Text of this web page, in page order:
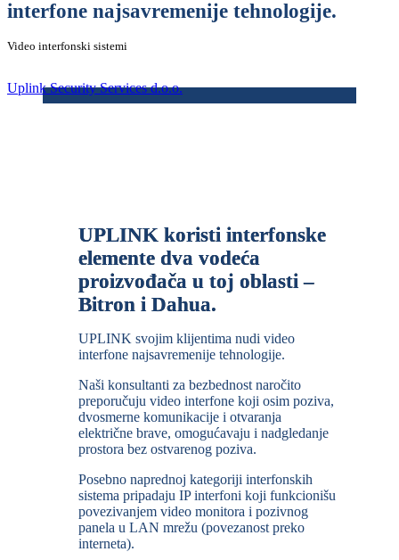
interfone najsavremenije tehnologije.
Video interfonski sistemi
Uplink Security Services d.o.o.
UPLINK koristi interfonske
elemente dva vodeća
proizvođača u toj oblasti –
Bitron i Dahua.
UPLINK svojim klijentima nudi video
interfone najsavremenije tehnologije.
Naši konsultanti za bezbednost naročito
preporučuju video interfone koji osim poziva,
dvosmerne komunikacije i otvaranja
električne brave, omogućavaju i nadgledanje
prostora bez ostvarenog poziva.
Posebno naprednoj kategoriji interfonskih
sistema pripadaju IP interfoni koji funkcionišu
povezivanjem video monitora i pozivnog
panela u LAN mrežu (povezanost preko
interneta).